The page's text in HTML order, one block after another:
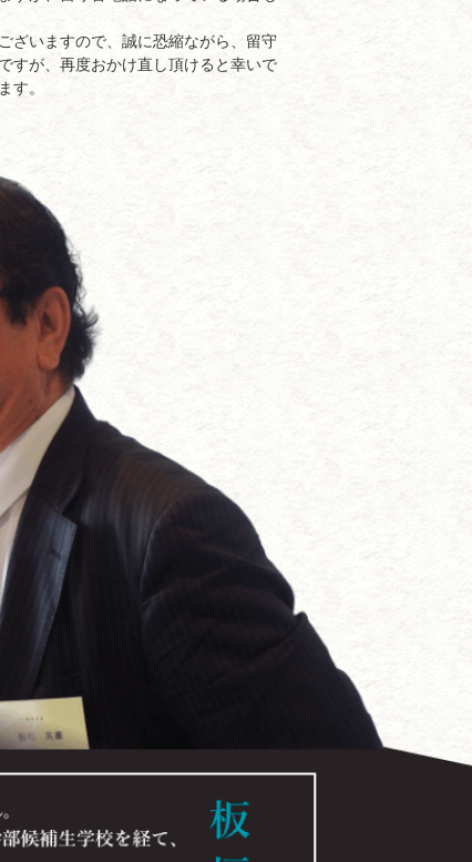
ざいますので、誠に恐縮ながら、留守
すが、再度おかけ直し頂けると幸いで
す。